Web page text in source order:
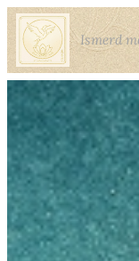
Ismerd